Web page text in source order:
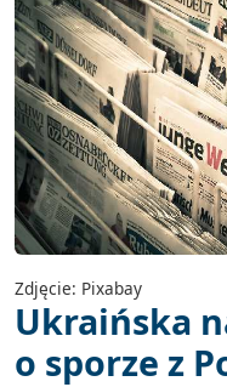
Zdjęcie: Pixabay
Ukraińska
o sporze z